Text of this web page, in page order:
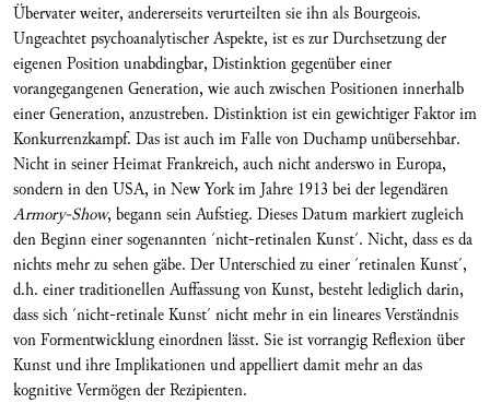
Übervater weiter, andererseits verurteilten sie ihn als Bourgeois.
Ungeachtet psychoanalytischer Aspekte, ist es zur Durchsetzung der
eigenen Position unabdingbar, Distinktion gegenüber einer
vorangegangenen Generation, wie auch zwischen Positionen innerhalb
einer Generation, anzustreben. Distinktion ist ein gewichtiger Faktor im
Konkurrenzkampf. Das ist auch im Falle von Duchamp unübersehbar.
Nicht in seiner Heimat Frankreich, auch nicht anderswo in Europa,
sondern in den USA, in New York im Jahre 1913 bei der legendären
Armory-Show, begann sein Aufstieg. Dieses Datum markiert zugleich
den Beginn einer sogenannten ´nicht-retinalen Kunst´. Nicht, dass es da
nichts mehr zu sehen gäbe. Der Unterschied zu einer ´retinalen Kunst´,
d.h. einer traditionellen Auffassung von Kunst, besteht lediglich darin,
dass sich ´nicht-retinale Kunst´ nicht mehr in ein lineares Verständnis
von Formentwicklung einordnen lässt. Sie ist vorrangig Reflexion über
Kunst und ihre Implikationen und appelliert damit mehr an das
kognitive Vermögen der Rezipienten.